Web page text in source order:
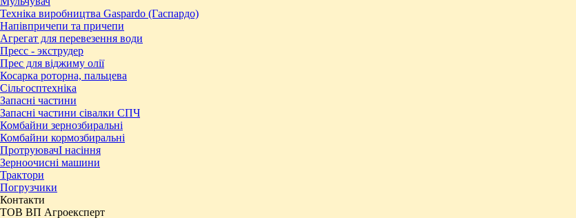
Техніка виробництва Gaspardo (Гаспардо)
Напівпричепи та причепи
Агрегат для перевезення води
Пресc - экструдер
Прес для віджиму олії
Косарка роторна, пальцева
Сільгосптехніка
Запасні частини
Запасні частини сівалки СПЧ
Комбайни зернозбиральні
Комбайни кормозбиральні
ПротруювачІ насіння
Зерноочисні машини
Трактори
Погрузчики
Контакти
ТОВ ВП Агроексперт